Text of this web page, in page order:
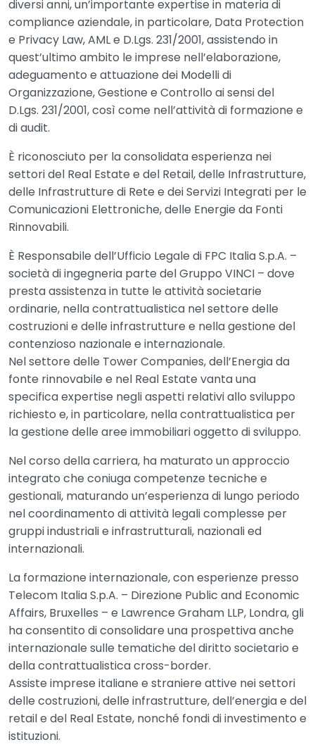
diversi anni, un’importante expertise in materia di
compliance aziendale, in particolare, Data Protection
e Privacy Law, AML e D.Lgs. 231/2001, assistendo in
quest’ultimo ambito le imprese nell’elaborazione,
adeguamento e attuazione dei Modelli di
Organizzazione, Gestione e Controllo ai sensi del
D.Lgs. 231/2001, così come nell’attività di formazione e
di audit.
È riconosciuto per la consolidata esperienza nei
settori del Real Estate e del Retail, delle Infrastrutture,
delle Infrastrutture di Rete e dei Servizi Integrati per le
Comunicazioni Elettroniche, delle Energie da Fonti
Rinnovabili.
È Responsabile dell’Ufficio Legale di FPC Italia S.p.A. –
società di ingegneria parte del Gruppo VINCI – dove
presta assistenza in tutte le attività societarie
ordinarie, nella contrattualistica nel settore delle
costruzioni e delle infrastrutture e nella gestione del
contenzioso nazionale e internazionale.
Nel settore delle Tower Companies, dell’Energia da
fonte rinnovabile e nel Real Estate vanta una
specifica expertise negli aspetti relativi allo sviluppo
richiesto e, in particolare, nella contrattualistica per
la gestione delle aree immobiliari oggetto di sviluppo.
Nel corso della carriera, ha maturato un approccio
integrato che coniuga competenze tecniche e
gestionali, maturando un’esperienza di lungo periodo
nel coordinamento di attività legali complesse per
gruppi industriali e infrastrutturali, nazionali ed
internazionali.
La formazione internazionale, con esperienze presso
Telecom Italia S.p.A. – Direzione Public and Economic
Affairs, Bruxelles – e Lawrence Graham LLP, Londra, gli
ha consentito di consolidare una prospettiva anche
internazionale sulle tematiche del diritto societario e
della contrattualistica cross-border.
Assiste imprese italiane e straniere attive nei settori
delle costruzioni, delle infrastrutture, dell’energia e del
retail e del Real Estate, nonché fondi di investimento e
istituzioni.